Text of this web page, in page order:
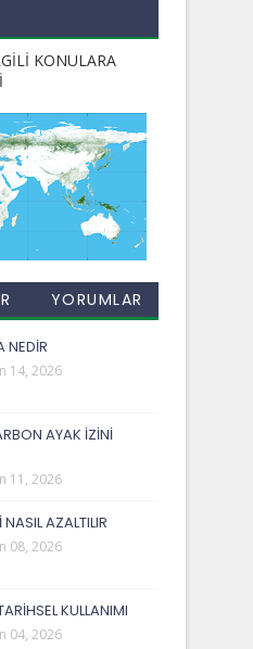
KONULARA
YORUMLAR
NEDİR
14, 2026
AYAK İZİNİ
11, 2026
AZALTILIR
08, 2026
KULLANIMI
04, 2026